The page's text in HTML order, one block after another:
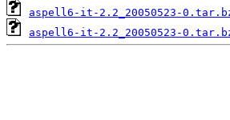
aspell6-it-2.2_20050523-
aspell6-it-2.2_20050523-